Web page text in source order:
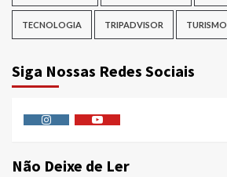
TECNOLOGIA TRIPADVISOR TURISMO
Siga Nossas Redes Sociais
Não Deixe de Ler